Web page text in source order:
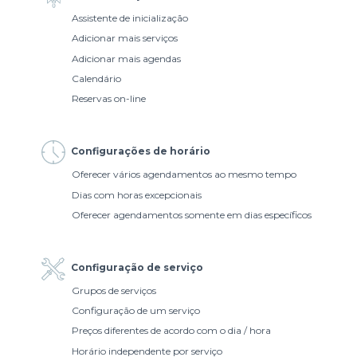
Assistente de inicialização
Adicionar mais serviços
Adicionar mais agendas
Calendário
Reservas on-line
Configurações de horário
Oferecer vários agendamentos ao mesmo tempo
Dias com horas excepcionais
Oferecer agendamentos somente em dias específicos
Configuração de serviço
Grupos de serviços
Configuração de um serviço
Preços diferentes de acordo com o dia / hora
Horário independente por serviço